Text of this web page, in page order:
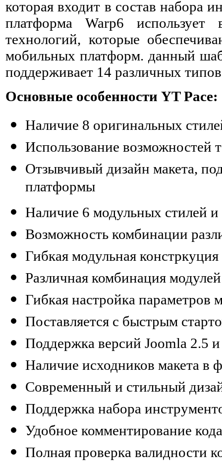
которая входит в состав набора
платформа Warp6
технологий, которые
мобильных платформ. данный
поддерживает 14 различных
Основные особенности YT Pace:
Наличие 8 оригинальных
Использование возможностей
Отзывчивый дизайн макета,
платформы
Наличие 6 модульных стилей
Возможность комбинации
Гибкая модульная
Различная комбинация
Гибкая настройка параметров
Поставляется с быстрым
Поддержка версий Joomla 2.5
Наличие исходников макета в
Современный и стильный
Поддержка набора
Удобное комментирование
Полная проверка валидности